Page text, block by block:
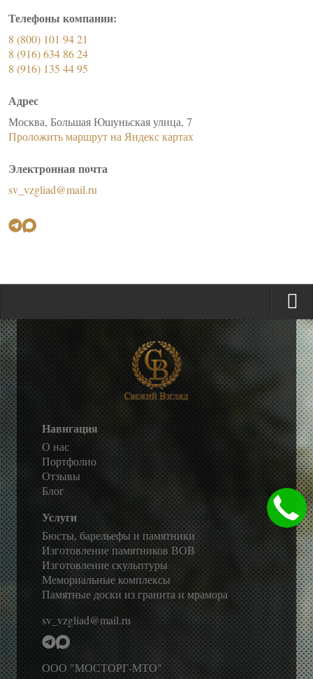
Телефоны компании:
8 (800) 101 94 21
8 (916) 634 86 24
8 (916) 135 44 95
Адрес
Москва, Большая Юшуньская улица, 7
Проложить маршрут на Яндекс картах
Электронная почта
sv_vzgliad@mail.ru
Навигация
О нас
Портфолио
Отзывы
Блог
Услуги
Бюсты, барельефы и памятники
Изготовление памятников ВОВ
Изготовление скульптуры
Мемориальные комплексы
Памятные доски из гранита и мрамора
sv_vzgliad@mail.ru
ООО "МОСТОРГ-МТО"